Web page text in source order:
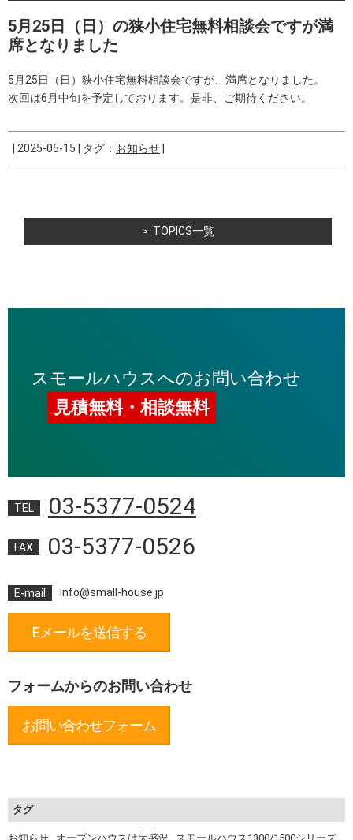
5月25日（日）の狭小住宅無料相談会ですが満
席となりました
5月25日（日）狭小住宅無料相談会ですが、満席となりました。
次回は6月中旬を予定しております。是非、ご期待ください。
2025-05-15 タグ： お知らせ
TOPICS一覧
スモールハウスへのお問い合わせ
見積無料・相談無料
TEL 03-5377-0524
FAX 03-5377-0526
E-mail info@small-house.jp
Eメールを送信する
フォームからのお問い合わせ
お問い合わせフォーム
タグ